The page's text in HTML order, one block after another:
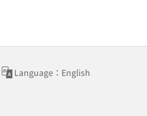
Language：English